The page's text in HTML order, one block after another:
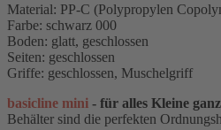
Material: PP-C (Polypropylen
Farbe: schwarz 000
Boden: glatt, geschlossen
Seiten: geschlossen
Griffe: geschlossen, Muschelgriff
basicline mini - für alles Kleine
Behälter sind die perfekten